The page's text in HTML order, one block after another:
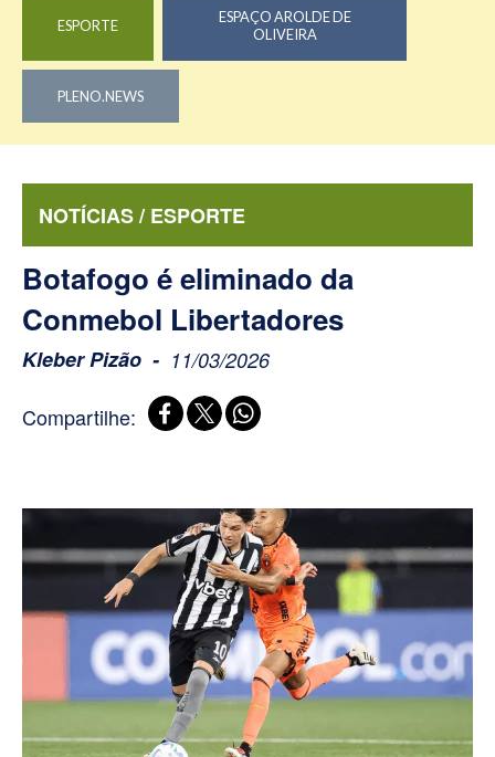
ESPORTE
ESPAÇO AROLDE DE
OLIVEIRA
PLENO.NEWS
NOTÍCIAS / ESPORTE
Botafogo é eliminado da
Conmebol Libertadores
Kleber Pizão 11/03/2026
Compartilhe: